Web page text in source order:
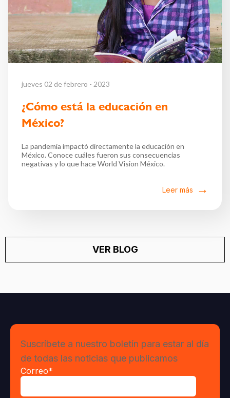
jueves 02 de febrero - 2023
¿Cómo está la educación en
México?
La pandemia impactó directamente la educación en
México. Conoce cuáles fueron sus consecuencias
negativas y lo que hace World Vision México.
Leer más
VER BLOG
Suscríbete a nuestro boletín para estar al día
de todas las noticias que publicamos
Correo*